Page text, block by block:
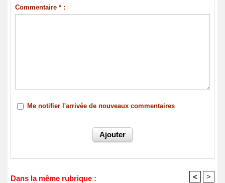
Commentaire * :
Me notifier l'arrivée de nouveaux commentaires
Dans la même rubrique : < >